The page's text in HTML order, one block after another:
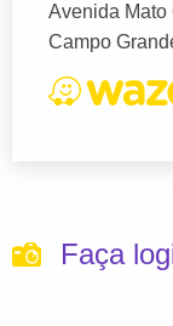
Avenida Mato
Campo
Faça